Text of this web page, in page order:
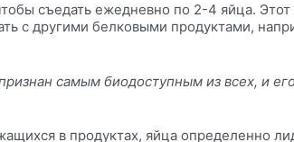
съедать ежедневно по 2-4 яйца.
с другими белковыми продуктами,
самым биодоступным из всех, и
в продуктах, яйца определенно